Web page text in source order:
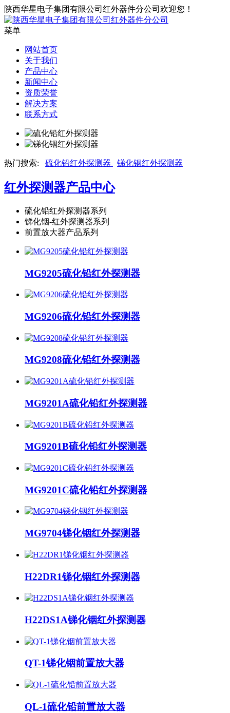
陕西华星电子集团有限公司红外器件分公司欢迎您！
菜单
网站首页
关于我们
产品中心
新闻中心
资质荣誉
解决方案
联系方式
热门搜索: 硫化铅红外探测器 锑化铟红外探测器
红外探测器产品中心
硫化铅红外探测器系列
锑化铟-红外探测器系列
前置放大器产品系列
MG9205硫化铅红外探测器
MG9206硫化铅红外探测器
MG9208硫化铅红外探测器
MG9201A硫化铅红外探测器
MG9201B硫化铅红外探测器
MG9201C硫化铅红外探测器
MG9704锑化铟红外探测器
H22DR1锑化铟红外探测器
H22DS1A锑化铟红外探测器
QT-1锑化铟前置放大器
QL-1硫化铅前置放大器